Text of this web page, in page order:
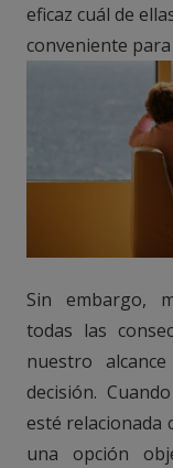
eficaz cuál de
conveniente
Sin embargo,
todas las
nuestro
decisión.
esté relacionada
una opción